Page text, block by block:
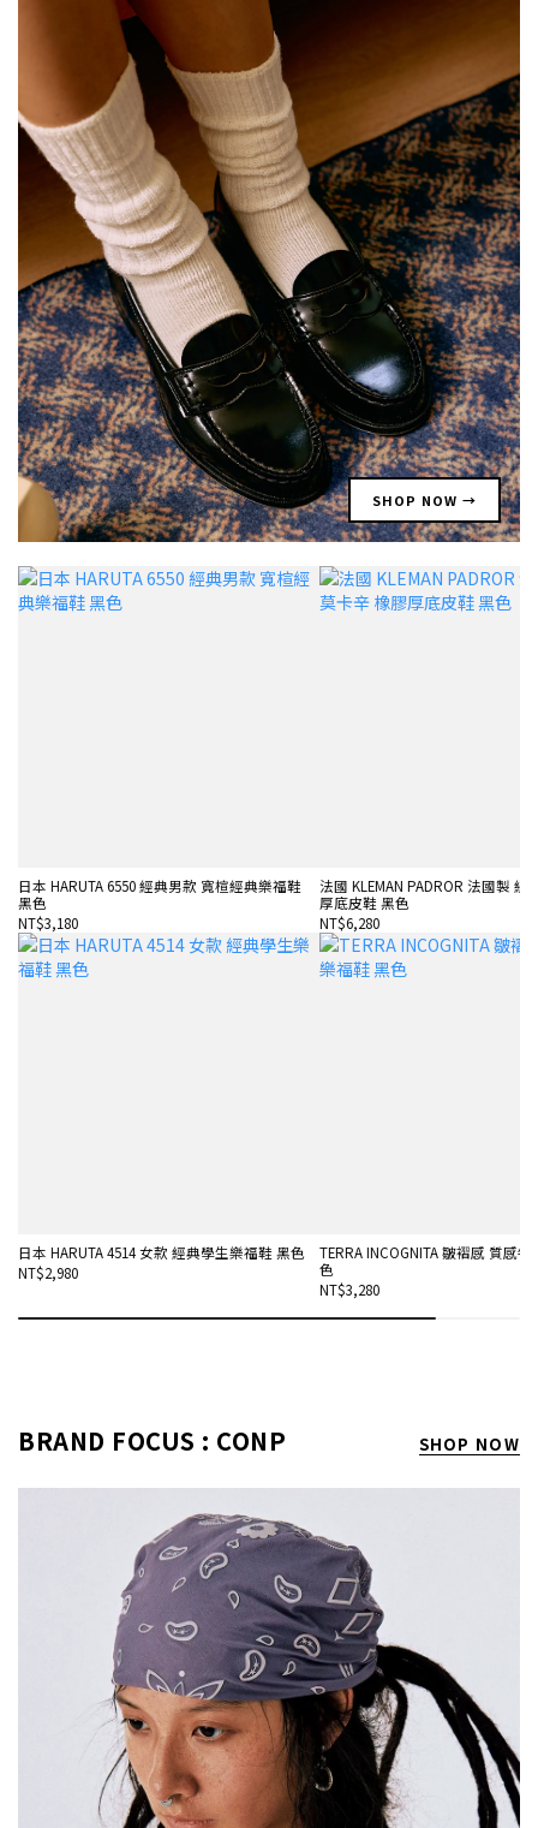
SHOP NOW →
日本 HARUTA 6550 經典男款 寬楦經典樂福鞋
黑色
NT$3,180
法國 KLEMAN PADROR 法國製 經
厚底皮鞋 黑色
NT$6,280
日本 HARUTA 4514 女款 經典學生樂福鞋 黑色
NT$2,980
TERRA INCOGNITA 皺褶感 質感
色
NT$3,280
BRAND FOCUS : CONP SHOP NOW